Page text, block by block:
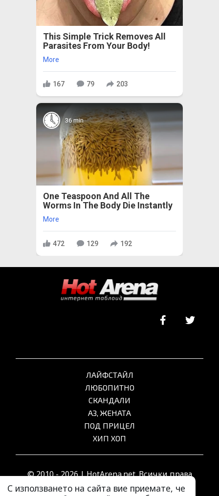
This Simple Trick Removes All
Parasites From Your Body!
More
167 79 203
36 min
One Teaspoon And All The
Worms In The Body Die Instantly
More
472 129 192
С използването на сайта вие приемате, че
ЛАЙФСТАЙЛ
ЛЮБОПИТНО
СКАНДАЛИ
АЗ, ЖЕНАТА
ПОД ПРИЦЕЛ
ХИП ХОП
© 2010 - 2026 | HotArena.net. Всички права
запазени.